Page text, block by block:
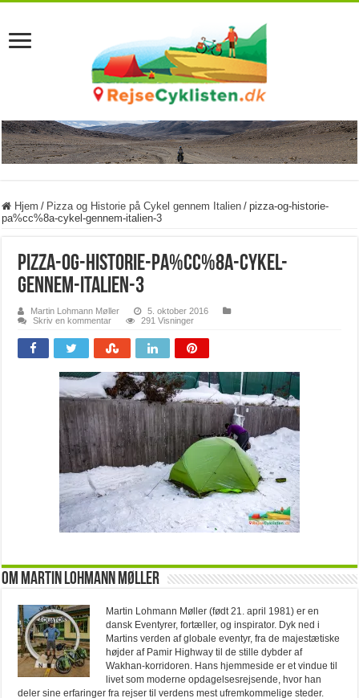
Hjem / Pizza og Historie på Cykel gennem Italien / pizza-og-historie-
pa%cc%8a-cykel-gennem-italien-3
pizza-og-historie-pa%cc%8a-cykel-
gennem-italien-3
Martin Lohmann Møller
5. oktober 2016
Skriv en kommentar
291 Visninger
Om Martin Lohmann Møller
Martin Lohmann Møller (født 21. april 1981) er en
dansk Eventyrer, fortæller, og inspirator. Dyk ned i
Martins verden af globale eventyr, fra de majestætiske
højder af Pamir Highway til de stille dybder af
Wakhan-korridoren. Hans hjemmeside er et vindue til
livet som moderne opdagelsesrejsende, hvor han
deler sine erfaringer fra rejser til verdens mest ufremkommelige steder.